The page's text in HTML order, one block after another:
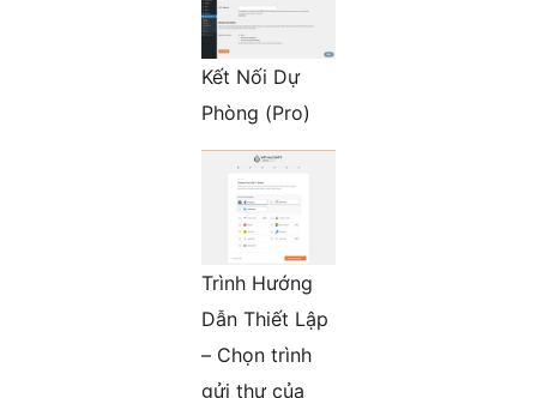
Kết Nối Dự
Phòng (Pro)
Trình Hướng
Dẫn Thiết Lập
– Chọn trình
gửi thư của